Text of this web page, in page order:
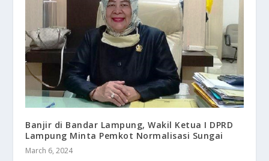
Banjir di Bandar Lampung, Wakil Ketua I DPRD
Lampung Minta Pemkot Normalisasi Sungai
March 6, 2024